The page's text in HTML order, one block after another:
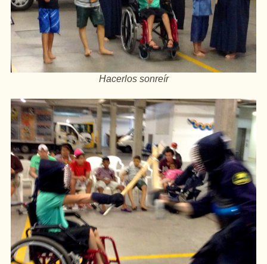
Hacerlos sonreír